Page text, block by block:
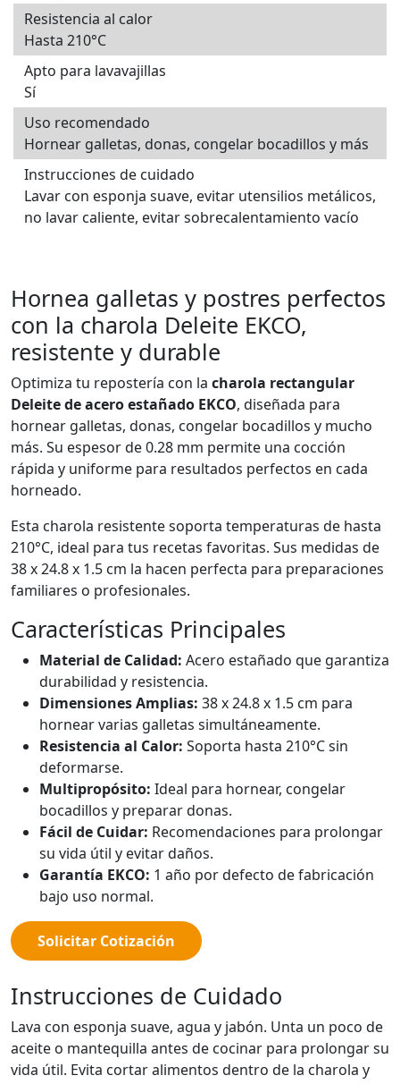
Resistencia al calor
Hasta 210°C
Apto para lavavajillas
Sí
Uso recomendado
Hornear galletas, donas, congelar bocadillos y más
Instrucciones de cuidado
Lavar con esponja suave, evitar utensilios metálicos,
no lavar caliente, evitar sobrecalentamiento vacío
Hornea galletas y postres perfectos
con la charola Deleite EKCO,
resistente y durable
Optimiza tu repostería con la charola rectangular
Deleite de acero estañado EKCO, diseñada para
hornear galletas, donas, congelar bocadillos y mucho
más. Su espesor de 0.28 mm permite una cocción
rápida y uniforme para resultados perfectos en cada
horneado.
Esta charola resistente soporta temperaturas de hasta
210°C, ideal para tus recetas favoritas. Sus medidas de
38 x 24.8 x 1.5 cm la hacen perfecta para preparaciones
familiares o profesionales.
Características Principales
Material de Calidad: Acero estañado que garantiza
durabilidad y resistencia.
Dimensiones Amplias: 38 x 24.8 x 1.5 cm para
hornear varias galletas simultáneamente.
Resistencia al Calor: Soporta hasta 210°C sin
deformarse.
Multipropósito: Ideal para hornear, congelar
bocadillos y preparar donas.
Fácil de Cuidar: Recomendaciones para prolongar
su vida útil y evitar daños.
Garantía EKCO: 1 año por defecto de fabricación
bajo uso normal.
Solicitar Cotización
Instrucciones de Cuidado
Lava con esponja suave, agua y jabón. Unta un poco de
aceite o mantequilla antes de cocinar para prolongar su
vida útil. Evita cortar alimentos dentro de la charola y